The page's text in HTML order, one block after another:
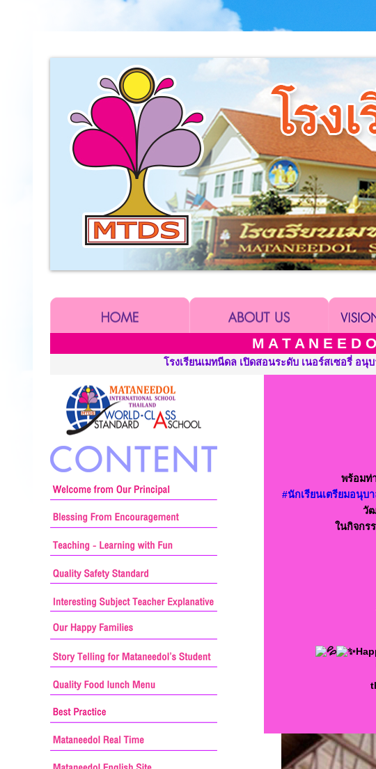
M A T A N E E D
ดล เปิดสอนระดับ เนอร์สเซอรี่ อนุบาลและประถมศึกษา ::: Mataneedol School,
พร้อมท่
#นักเรียนเตรียมอนุ
วั
ในกิจกร